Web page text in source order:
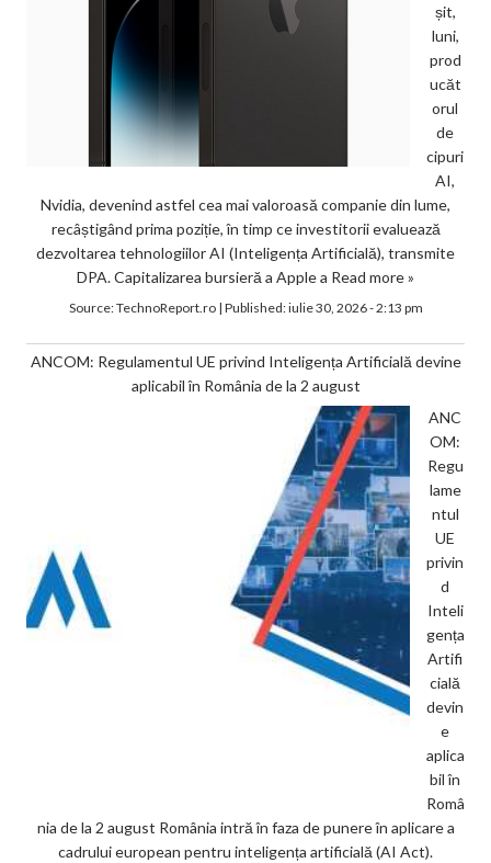
șit,
luni,
prod
ucăt
orul
de
cipuri
AI,
Nvidia, devenind astfel cea mai valoroasă companie din lume,
recâștigând prima poziție, în timp ce investitorii evaluează
dezvoltarea tehnologiilor AI (Inteligența Artificială), transmite
DPA. Capitalizarea bursieră a Apple a Read more »
Source:TechnoReport.ro| Published:iulie 30, 2026 - 2:13 pm
ANCOM: Regulamentul UE privind Inteligența Artificială devine
aplicabil în România de la 2 august
ANC
OM:
Regu
lame
ntul
UE
privin
d
Inteli
gența
Artifi
cială
devin
e
aplica
bil în
Româ
nia de la 2 august România intră în faza de punere în aplicare a
cadrului european pentru inteligența artificială (AI Act).